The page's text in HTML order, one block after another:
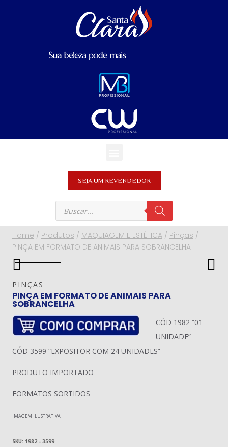
SEJA UM REVENDEDOR
Home / Produtos / MAQUIAGEM E ESTÉTICA / Pinças /
PINÇA EM FORMATO DE ANIMAIS PARA SOBRANCELHA
PINÇAS
PINÇA EM FORMATO DE ANIMAIS PARA
SOBRANCELHA
CÓD 1982 “01
UNIDADE”
CÓD 3599 “EXPOSITOR COM 24 UNIDADES”
PRODUTO IMPORTADO
FORMATOS SORTIDOS
IMAGEM ILUSTRATIVA
SKU: 1982 - 3599